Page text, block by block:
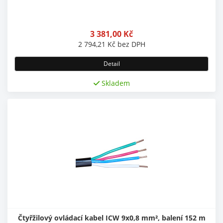
3 381,00 Kč
2 794,21 Kč bez DPH
Detail
Skladem
Čtyřžilový ovládací kabel ICW 9x0,8 mm², balení 152 m